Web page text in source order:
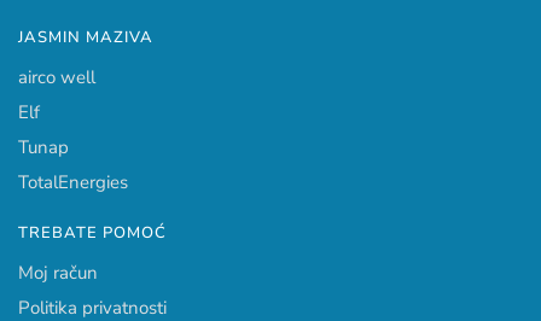
JASMIN MAZIVA
airco well
Elf
Tunap
TotalEnergies
TREBATE POMOĆ
Moj račun
Politika privatnosti